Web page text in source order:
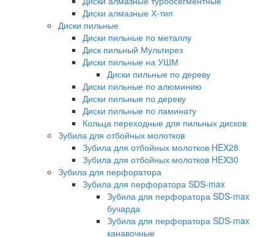
Диски алмазные Х-тип
Диски пильные
Диски пильные по металлу
Диск пильный Мультирез
Диски пильные на УШМ
Диски пильные по дереву
Диски пильные по алюминию
Диски пильные по дереву
Диски пильные по ламинату
Кольца переходные для пильных дисков
Зубила для отбойных молотков
Зубила для отбойных молотков HEX28
Зубила для отбойных молотков HEX30
Зубила для перфоратора
Зубила для перфоратора SDS-max
Зубила для перфоратора SDS-max
бучарда
Зубила для перфоратора SDS-max
канавочные